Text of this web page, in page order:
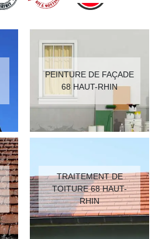
PEINTURE DE FAÇADE
68 HAUT-RHIN
TRAITEMENT DE
TOITURE 68 HAUT-
RHIN